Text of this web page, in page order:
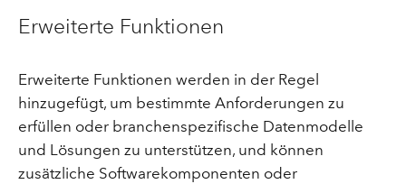
Erweiterte Funktionen
Erweiterte Funktionen werden in der Regel
hinzugefügt, um bestimmte Anforderungen zu
erfüllen oder branchenspezifische Datenmodelle
und Lösungen zu unterstützen, und können
zusätzliche Softwarekomponenten oder